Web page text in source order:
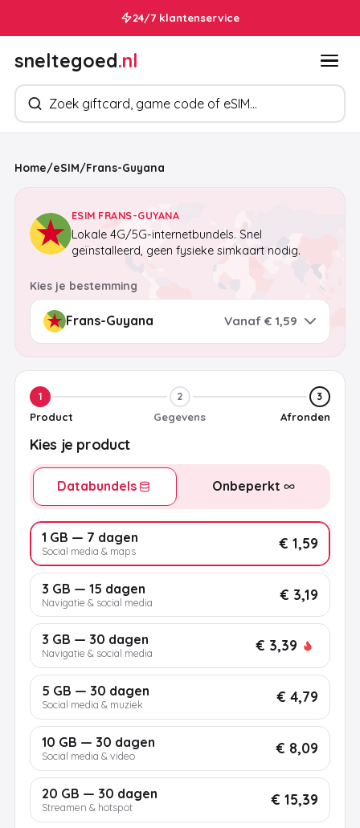
24/7 klantenservice
sneltegoed.nl
Zoek producten
Home/eSIM/Frans-Guyana
ESIM FRANS-GUYANA
Lokale 4G/5G-internetbundels. Snel
geïnstalleerd, geen fysieke simkaart nodig.
Kies je bestemming
Vanaf € 1,59
1
Product
2
Gegevens
3
Afronden
Kies je product
Databundels Onbeperkt
1 GB — 7 dagen
Social media & maps € 1,59
3 GB — 15 dagen
Navigatie & social media € 3,19
3 GB — 30 dagen
Navigatie & social media € 3,39
5 GB — 30 dagen
Social media & muziek € 4,79
10 GB — 30 dagen
Social media & video € 8,09
20 GB — 30 dagen
Streamen & hotspot € 15,39